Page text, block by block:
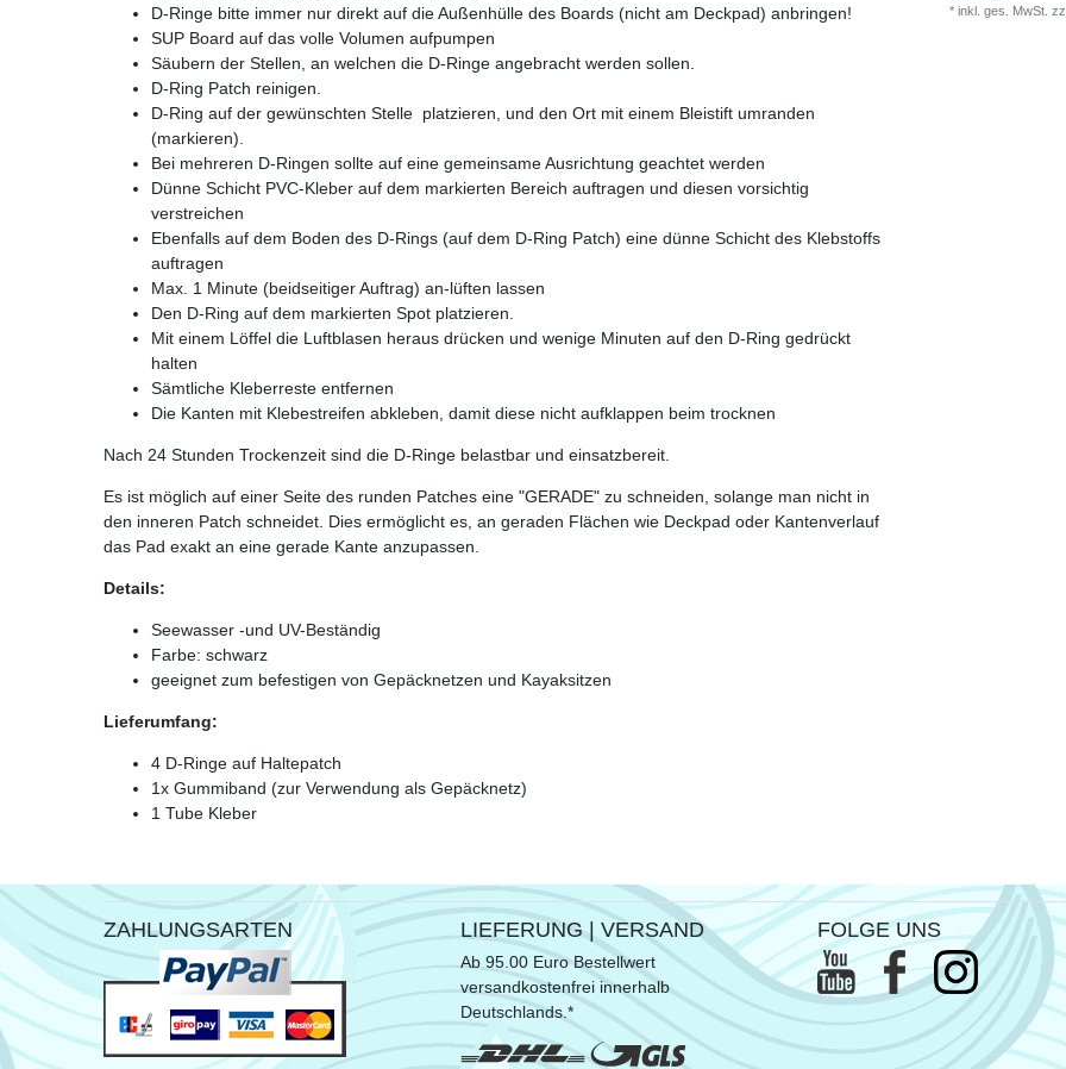
D-Ringe bitte immer nur direkt auf die Außenhülle des Boards (nicht am Deckpad) anbringen!
SUP Board auf das volle Volumen aufpumpen
Säubern der Stellen, an welchen die D-Ringe angebracht werden sollen.
D-Ring Patch reinigen.
D-Ring auf der gewünschten Stelle platzieren, und den Ort mit einem Bleistift umranden
(markieren).
Bei mehreren D-Ringen sollte auf eine gemeinsame Ausrichtung geachtet werden
Dünne Schicht PVC-Kleber auf dem markierten Bereich auftragen und diesen vorsichtig
verstreichen
Ebenfalls auf dem Boden des D-Rings (auf dem D-Ring Patch) eine dünne Schicht des Klebstoffs
auftragen
Max. 1 Minute (beidseitiger Auftrag) an-lüften lassen
Den D-Ring auf dem markierten Spot platzieren.
Mit einem Löffel die Luftblasen heraus drücken und wenige Minuten auf den D-Ring gedrückt
halten
Sämtliche Kleberreste entfernen
Die Kanten mit Klebestreifen abkleben, damit diese nicht aufklappen beim trocknen
Nach 24 Stunden Trockenzeit sind die D-Ringe belastbar und einsatzbereit.
Es ist möglich auf einer Seite des runden Patches eine "GERADE" zu schneiden, solange man nicht in
den inneren Patch schneidet. Dies ermöglicht es, an geraden Flächen wie Deckpad oder Kantenverlauf
das Pad exakt an eine gerade Kante anzupassen.
Details:
Seewasser -und UV-Beständig
Farbe: schwarz
geeignet zum befestigen von Gepäcknetzen und Kayaksitzen
Lieferumfang:
4 D-Ringe auf Haltepatch
1x Gummiband (zur Verwendung als Gepäcknetz)
1 Tube Kleber
*inkl. ges. MwSt.
ZAHLUNGSARTEN LIEFERUNG | VERSAND
Ab 95.00 Euro Bestellwert
versandkostenfrei innerhalb
Deutschlands.*
FOLGE UNS